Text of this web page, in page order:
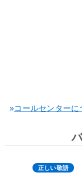
»コールセンター
正しい敬語